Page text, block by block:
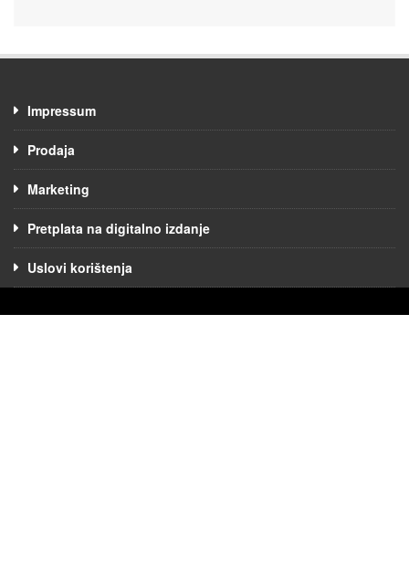
Impressum
Prodaja
Marketing
Pretplata na digitalno izdanje
Uslovi korištenja